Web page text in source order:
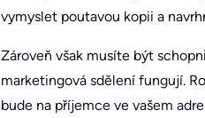
vymyslet poutavou kopii a
Zároveň však musíte být
marketingová sdělení fungují.
bude na příjemce ve vašem